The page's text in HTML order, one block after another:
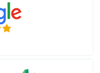
софт для